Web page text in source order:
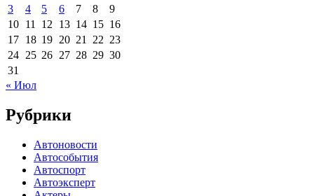
3
4 5 6 7 8
9
10 11 12 13 14 15 16
17 18 19 20 21 22 23
24 25 26 27 28 29 30
31
« Июл
Рубрики
Автоновости
Автособытия
Автоспорт
Автоэксперт